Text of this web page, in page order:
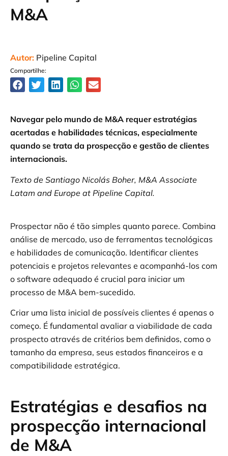
M&A
Autor: Pipeline Capital
Compartilhe:
Navegar pelo mundo de M&A requer estratégias
acertadas e habilidades técnicas, especialmente
quando se trata da prospecção e gestão de clientes
internacionais.
Texto de Santiago Nicolás Boher, M&A Associate
Latam and Europe at Pipeline Capital.
Prospectar não é tão simples quanto parece. Combina
análise de mercado, uso de ferramentas tecnológicas
e habilidades de comunicação. Identificar clientes
potenciais e projetos relevantes e acompanhá-los com
o software adequado é crucial para iniciar um
processo de M&A bem-sucedido.
Criar uma lista inicial de possíveis clientes é apenas o
começo. É fundamental avaliar a viabilidade de cada
prospecto através de critérios bem definidos, como o
tamanho da empresa, seus estados financeiros e a
compatibilidade estratégica.
Estratégias e desafios na
prospecção internacional
de M&A